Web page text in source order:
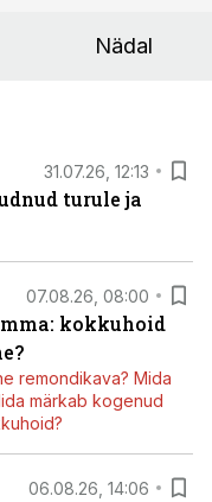
Nädal
31.07.26, 12:13
turule ja
07.08.26, 08:00
kokkuhoid
remondikava? Mida
märkab kogenud
06.08.26, 14:06